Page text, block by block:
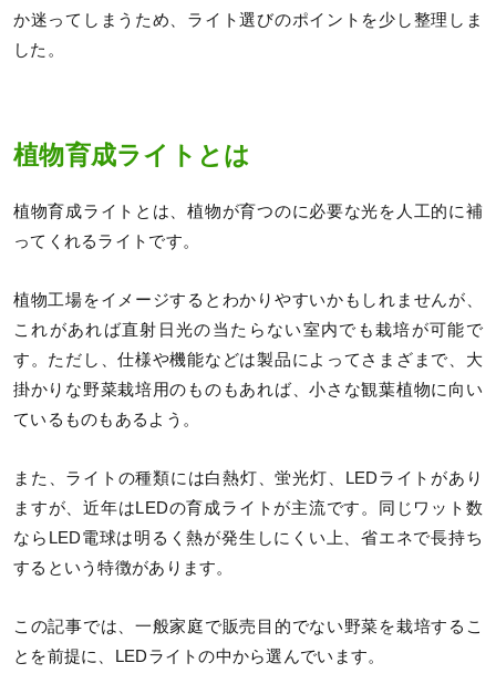
か迷ってしまうため、ライト選びのポイントを少し整理しま
した。
植物育成ライトとは
植物育成ライトとは、植物が育つのに必要な光を人工的に補
ってくれるライトです。
植物工場をイメージするとわかりやすいかもしれませんが、
これがあれば直射日光の当たらない室内でも栽培が可能で
す。ただし、仕様や機能などは製品によってさまざまで、大
掛かりな野菜栽培用のものもあれば、小さな観葉植物に向い
ているものもあるよう。
また、ライトの種類には白熱灯、蛍光灯、LEDライトがあり
ますが、近年はLEDの育成ライトが主流です。同じワット数
ならLED電球は明るく熱が発生しにくい上、省エネで長持ち
するという特徴があります。
この記事では、一般家庭で販売目的でない野菜を栽培するこ
とを前提に、LEDライトの中から選んでいます。